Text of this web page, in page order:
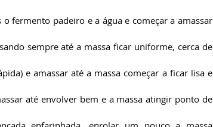
fermento padeiro e a água e começar a amassar
sempre até a massa ficar uniforme, cerca de
e amassar até a massa começar a ficar lisa e
até envolver bem e a massa atingir ponto de